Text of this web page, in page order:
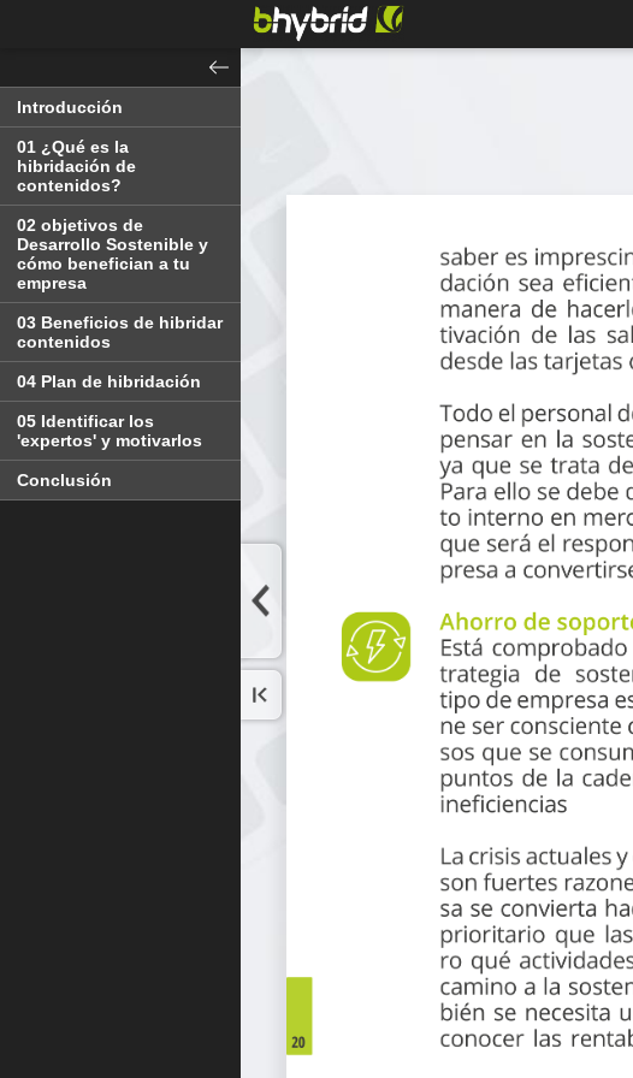
Introducción
01 ¿Qué es la
hibridación de
contenidos?
02 objetivos de
Desarrollo Sostenible y
cómo benefician a tu
empresa
03 Beneficios de hibridar
contenidos
04 Plan de hibridación
05 Identificar los
'expertos' y motivarlos
Conclusión